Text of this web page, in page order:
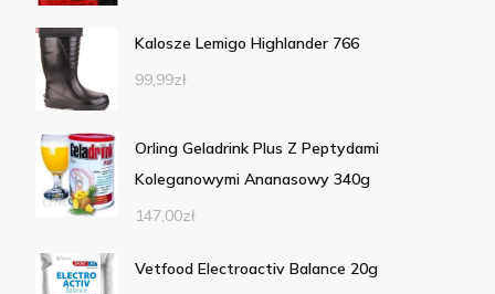
Kalosze Lemigo Highlander 766
99,99zł
Orling Geladrink Plus Z Peptydami
Koleganowymi Ananasowy 340g
147,00zł
Vetfood Electroactiv Balance 20g